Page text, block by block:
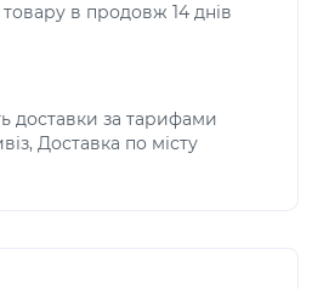
товару в продовж 14 днів
доставки за тарифами
Доставка по місту